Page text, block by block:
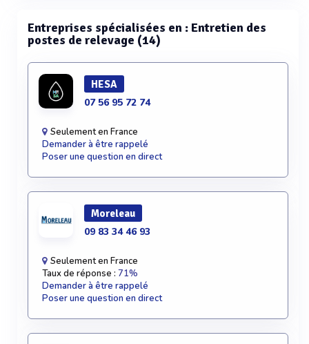
Entreprises spécialisées en : Entretien des
postes de relevage (14)
HESA
07 56 95 72 74
Seulement en France
Demander à être rappelé
Poser une question en direct
Moreleau
09 83 34 46 93
Seulement en France
Taux de réponse : 71%
Demander à être rappelé
Poser une question en direct